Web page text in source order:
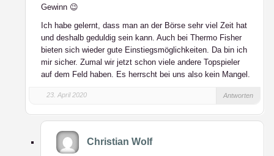
Gewinn 😉
Ich habe gelernt, dass man an der Börse sehr viel Zeit hat
und deshalb geduldig sein kann. Auch bei Thermo Fisher
bieten sich wieder gute Einstiegsmöglichkeiten. Da bin ich
mir sicher. Zumal wir jetzt schon viele andere Topspieler
auf dem Feld haben. Es herrscht bei uns also kein Mangel.
23. April 2020 Antworten
Christian Wolf